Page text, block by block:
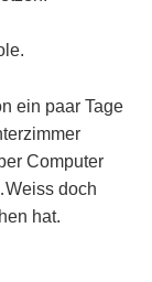
ein paar Tage
Computer
doch
hat.